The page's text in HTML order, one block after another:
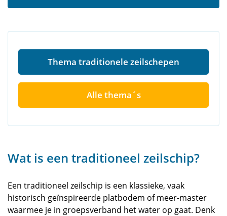
Thema traditionele zeilschepen
Alle thema´s
Wat is een traditioneel zeilschip?
Een traditioneel zeilschip is een klassieke, vaak
historisch geïnspireerde platbodem of meer-master
waarmee je in groepsverband het water op gaat. Denk